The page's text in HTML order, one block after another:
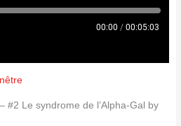
00:00 / 00:05:03
#2 Le syndrome de l’Alpha-Gal by